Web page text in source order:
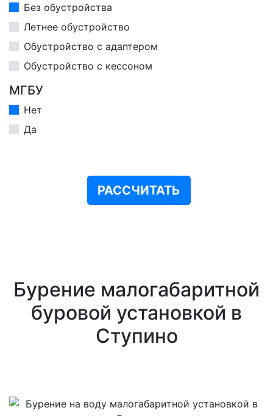
Без обустройства
Летнее обустройство
Обустройство с адаптером
Обустройство с кессоном
МГБУ
Нет
Да
РАССЧИТАТЬ
Бурение малогабаритной
буровой установкой в
Ступино